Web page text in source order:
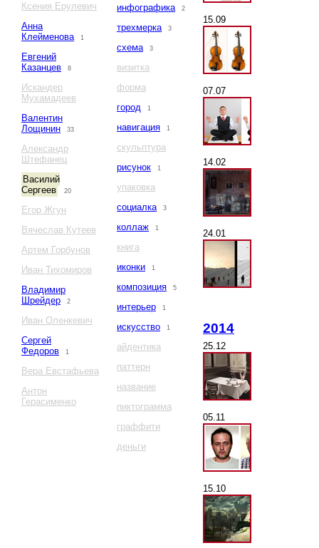
Ксения Ерулевич
Анна
Клейменова
1
Евгений
Казанцев
8
Искандер
Мухамадеев
Валентин
Лощинин
33
Александр
Штефанец
Василий
Сергеев
20
Егор Жгун
Вячеслав Кутеев
Артем Горбунов
Иван Тихомиров
Владимир
Шрейдер
2
Иван Оленкевич
Сергей
Федоров
1
Вера Евстафьева
Антон
Герасименко
инфографика 2
трехмерка 3
схема 3
визитка
форма
город
1
навигация 1
скульптура
рисунок
1
упаковка
социалка
3
коллаж 1
книга
иконки
1
композиция 5
интерьер 1
искусство 1
айдентика
паттерн
название
пиктограмма
граффити
деньги
15.09
07.07
14.02
24.01
2014
25.12
05.11
15.10